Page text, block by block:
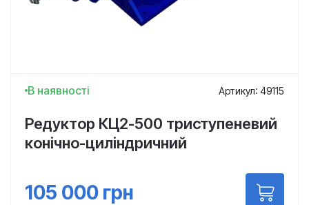
В наявності Артикул: 49115
Редуктор КЦ2-500 триступеневий
конічно-циліндричний
105 000 грн